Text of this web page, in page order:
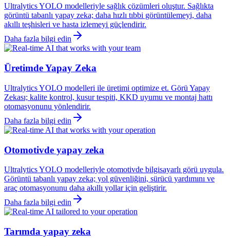
Ultralytics YOLO modelleriyle sağlık çözümleri oluştur. Sağlıkta
görüntü tabanlı yapay zeka; daha hızlı tıbbi görüntülemeyi, daha
akıllı teşhisleri ve hasta izlemeyi güçlendirir.
Daha fazla bilgi edin
Üretimde Yapay Zeka
Ultralytics YOLO modelleri ile üretimi optimize et. Görü Yapay
Zekası; kalite kontrol, kusur tespiti, KKD uyumu ve montaj hattı
otomasyonunu yönlendirir.
Daha fazla bilgi edin
Otomotivde yapay zeka
Ultralytics YOLO modelleriyle otomotivde bilgisayarlı görü uygula.
Görüntü tabanlı yapay zeka; yol güvenliğini, sürücü yardımını ve
araç otomasyonunu daha akıllı yollar için geliştirir.
Daha fazla bilgi edin
Tarımda yapay zeka